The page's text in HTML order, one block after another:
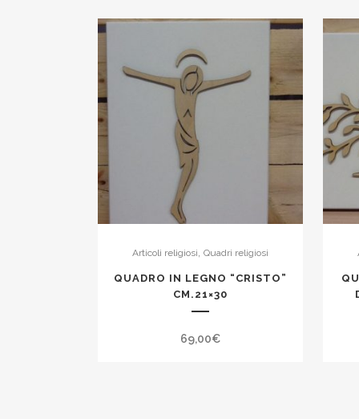
Articoli religiosi,Quadri religiosi
QUADRO IN LEGNO “CRISTO”
CM.21×30
69,00€